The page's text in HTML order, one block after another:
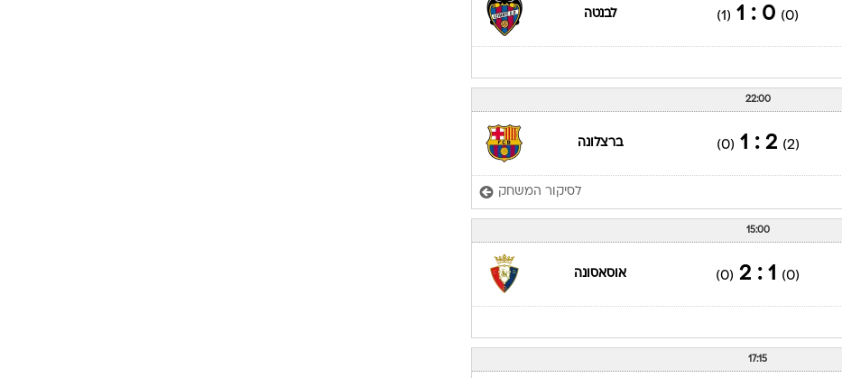
(0)
0 : 1
(1) לבנטה
22:00
(2)
2 : 1
(0) ברצלונה
לסיקור המשחק
15:00
(0)
1 : 2
(0) אוסאסונה
17:15